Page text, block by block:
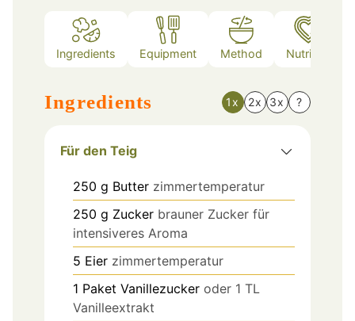
Ingredients Equipment Method Nutrition
Ingredients 1x 2x 3x ?
Für den Teig
250 g Butter zimmertemperatur
250 g Zucker brauner Zucker für
intensiveres Aroma
5 Eier zimmertemperatur
1 Paket Vanillezucker oder 1 TL
Vanilleextrakt